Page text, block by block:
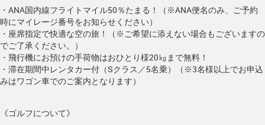
・ANA国内線フライトマイル50％たまる！（※ANA便名のみ、ご予約
時にマイレージ番号をお知らせください）
・座席指定で快適な空の旅！（※ご希望に添えない場合もございますの
でご了承ください。）
・飛行機にお預けの手荷物はおひとり様20㎏まで無料！
・滞在期間中レンタカー付（Sクラス／5名乗）（※3名様以上でお申込
みはワゴン車でのご案内となります）
《ゴルフについて》